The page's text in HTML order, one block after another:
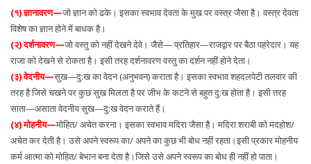
(१) ज्ञानावरण—जो ज्ञान को ढके। इसका स्वभाव देवता के मुख पर वस्त्र जैसा है। वस्त्र देवता
विशेष का ज्ञान होने में बाधक है।
(२) दर्शनावरण—जो वस्तु को नहीं देखने देवे। जैसे— प्रतिहार—राजद्वार पर बैठा पहरेदार। यह
राजा को देखने से रोकता है। इसी तरह दर्शनावरण वस्तु का दर्शन नहीं होने देता।
(३) वेदनीय—सुख—दु:ख का वेदन (अनुभवन) कराता है। इसका स्वभाव शहदलपेटी तलवार की
तरह है जिसे चखने पर कुछ सुख मिलता है पर जीभ के कटने से बहुत दु:ख होता है। इसी तरह
साता—असाता वेदनीय सुख—दु:ख वेदन कराते हैं।
(४) मोहनीय—मोहित/ अचेत करना। इसका स्वभाव मदिरा जैसा है। मदिरा शराबी को मदहोश/
अचेत कर देती है। उसे अपने स्वरूप का/ अपने का कुछ भी बोध नहीं रहता।इसी प्रकार मोहनीय
कर्म आत्मा को मोहित/ बेभान बना देता है।जिसे उसे अपने स्वरूप का बोध ही नहीं हो पाता।